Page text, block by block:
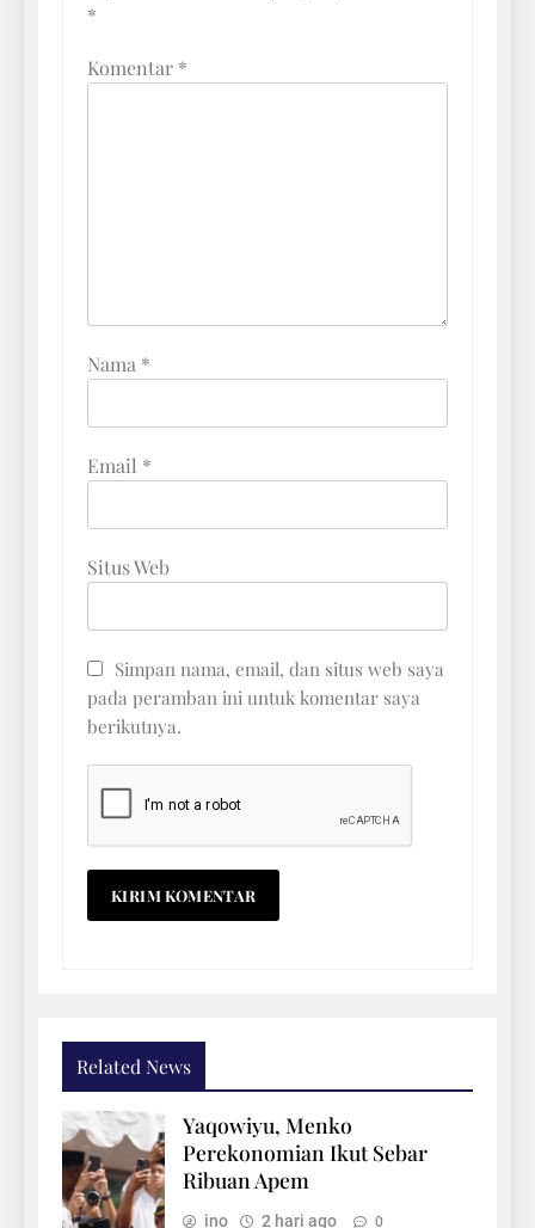
*
Komentar *
Nama *
Email *
Situs Web
Simpan nama, email, dan situs web saya
pada peramban ini untuk komentar saya
berikutnya.
Related News
Yaqowiyu, Menko
Perekonomian Ikut Sebar
Ribuan Apem
ino 2 hari ago 0